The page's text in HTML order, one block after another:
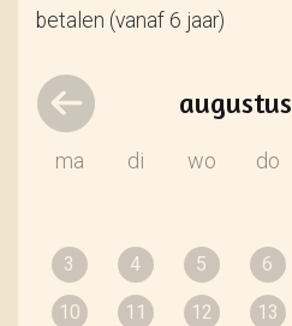
betalen (vanaf 6 jaar)
augustus
ma di wo do
3 4 5 6
10 11 12 13